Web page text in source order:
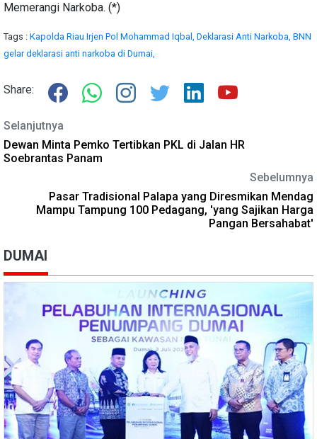
Memerangi Narkoba. (*)
Tags : Kapolda Riau Irjen Pol Mohammad Iqbal, Deklarasi Anti Narkoba, BNN
gelar deklarasi anti narkoba di Dumai,
Share:
Selanjutnya
Dewan Minta Pemko Tertibkan PKL di Jalan HR
Soebrantas Panam
Sebelumnya
Pasar Tradisional Palapa yang Diresmikan Mendag
Mampu Tampung 100 Pedagang, 'yang Sajikan Harga
Pangan Bersahabat'
DUMAI